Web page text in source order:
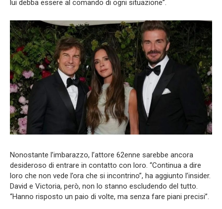
lui debba essere al comando di ogni situazione”.
Nonostante l’imbarazzo, l’attore 62enne sarebbe ancora
desideroso di entrare in contatto con loro. “Continua a dire
loro che non vede l’ora che si incontrino”, ha aggiunto l’insider.
David e Victoria, però, non lo stanno escludendo del tutto.
“Hanno risposto un paio di volte, ma senza fare piani precisi”.